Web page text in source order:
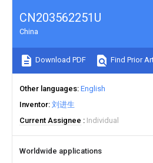
CN203562251U
China
Download PDF Find Prior
Other languages English
Inventor 刘进生
Current Assignee
Individual
Worldwide applications